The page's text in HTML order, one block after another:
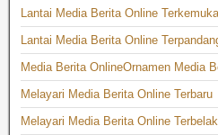
Lantai Media Berita Online Terkemuka
Lantai Media Berita Online
Media Berita OnlineOrnamen Media
Melayari Media Berita Online Terbaru
Melayari Media Berita Online